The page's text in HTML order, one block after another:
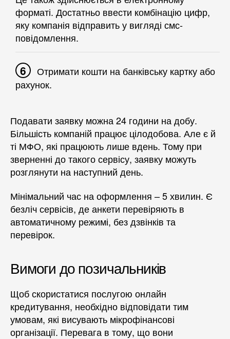
форматі. Достатньо ввести комбінацію цифр,
яку компанія відправить у вигляді смс-
повідомлення.
Отримати кошти на банківську картку або
рахунок.
Подавати заявку можна 24 години на добу.
Більшість компаній працює цілодобова. Але є й
ті МФО, які працюють лише вдень. Тому при
зверненні до такого сервісу, заявку можуть
розглянути на наступний день.
Мінімальний час на оформлення – 5 хвилин. Є
безліч сервісів, де анкети перевіряють в
автоматичному режимі, без дзвінків та
перевірок.
Вимоги до позичальників
Щоб скористатися послугою онлайн
кредитування, необхідно відповідати тим
умовам, які висувають мікрофінансові
організації. Перевага в тому, що вони